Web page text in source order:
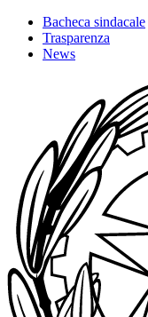
Bacheca sindacale
Trasparenza
News